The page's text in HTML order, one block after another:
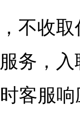
不收
务，入
客服